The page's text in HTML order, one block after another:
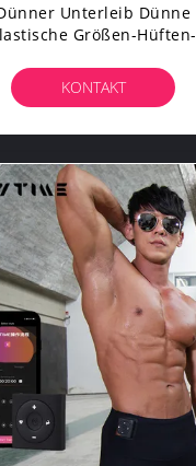
Unterleib Dünne
Größen-Hüften-
Gamaschen-MLXL
KONTAKT